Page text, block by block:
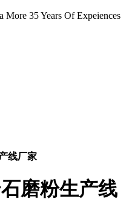
More 35 Years Of Expeiences
线厂家
磨粉生产线